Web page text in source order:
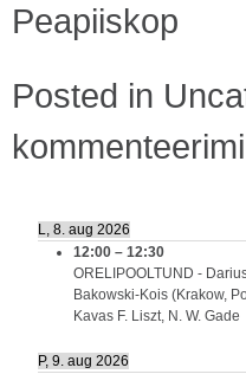
Peapiiskop
Posted in
L, 8. aug 2026
12:00 – 12:30
ORELIPOOLTUND -
Bakowski-Kois (Krakow,
Kavas F. Liszt, N. W. Gade
P, 9. aug 2026